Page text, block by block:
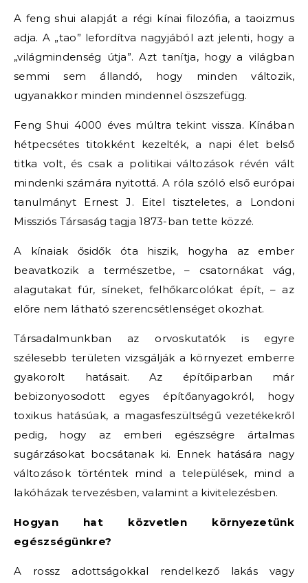
A feng shui alapját a régi kínai filozófia, a taoizmus
adja. A „tao” lefordítva nagyjából azt jelenti, hogy a
„világmindenség útja”. Azt tanítja, hogy a világban
semmi sem állandó, hogy minden változik,
ugyanakkor minden mindennel öszszefügg.
Feng Shui 4000 éves múltra tekint vissza. Kínában
hétpecsétes titokként kezelték, a napi élet belső
titka volt, és csak a politikai változások révén vált
mindenki számára nyitottá. A róla szóló első európai
tanulmányt Ernest J. Eitel tiszteletes, a Londoni
Missziós Társaság tagja 1873-ban tette közzé.
A kínaiak ősidők óta hiszik, hogyha az ember
beavatkozik a természetbe, – csatornákat vág,
alagutakat fúr, síneket, felhőkarcolókat épít, – az
előre nem látható szerencsétlenséget okozhat.
Társadalmunkban az orvoskutatók is egyre
szélesebb területen vizsgálják a környezet emberre
gyakorolt hatásait. Az építőiparban már
bebizonyosodott egyes építőanyagokról, hogy
toxikus hatásúak, a magasfeszültségű vezetékekről
pedig, hogy az emberi egészségre ártalmas
sugárzásokat bocsátanak ki. Ennek hatására nagy
változások történtek mind a települések, mind a
lakóházak tervezésben, valamint a kivitelezésben.
Hogyan hat közvetlen környezetünk
egészségünkre?
A rossz adottságokkal rendelkező lakás vagy